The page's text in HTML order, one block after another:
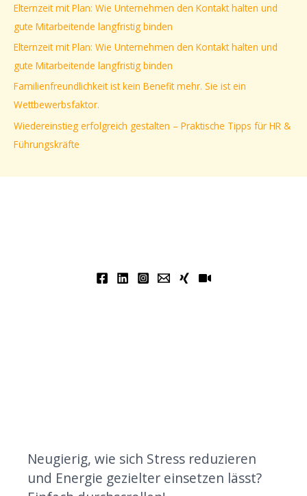
n
a
c
h
:
Elternzeit mit Plan: Wie Unternehmen den Kontakt halten und
gute Mitarbeitende langfristig binden
Elternzeit mit Plan: Wie Unternehmen den Kontakt halten und
gute Mitarbeitende langfristig binden
Familienfreundlichkeit ist kein Benefit mehr. Sie ist ein
Wettbewerbsfaktor.
Wiedereinstieg erfolgreich gestalten – Praktische Tipps für HR &
Führungskräfte
Neugierig, wie sich Stress reduzieren
und Energie gezielter einsetzen lässt?